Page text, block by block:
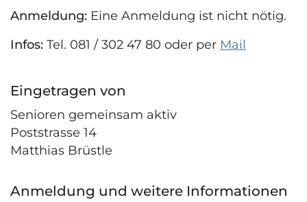
Anmeldung: Eine Anmeldung ist nicht nötig.
Infos: Tel. 081 / 302 47 80 oder per Mail
Eingetragen von
Senioren gemeinsam aktiv
Poststrasse 14
Matthias Brüstle
Anmeldung und weitere Informationen